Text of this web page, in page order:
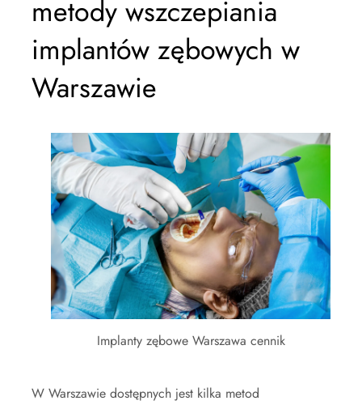
metody wszczepiania
implantów zębowych w
Warszawie
Implanty zębowe Warszawa cennik
W Warszawie dostępnych jest kilka metod